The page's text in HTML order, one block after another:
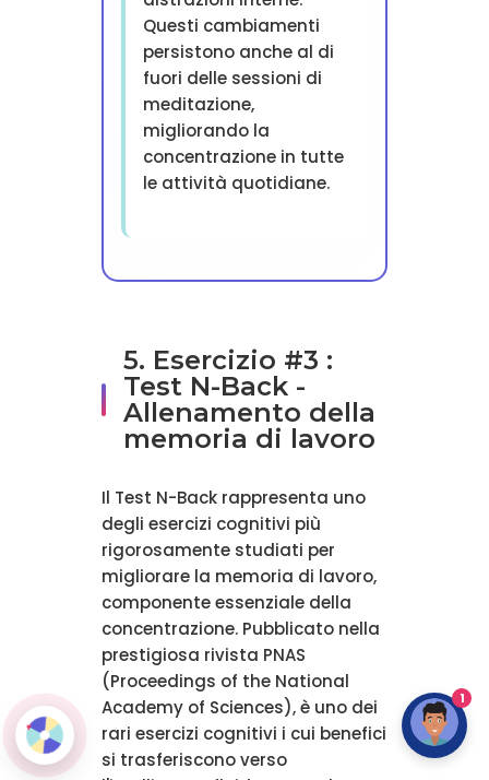
Questi cambiamenti
persistono anche al di
fuori delle sessioni di
meditazione,
migliorando la
concentrazione in tutte
le attività quotidiane.
5. Esercizio #3 :
Test N-Back -
Allenamento della
memoria di lavoro
Il Test N-Back rappresenta uno
degli esercizi cognitivi più
rigorosamente studiati per
migliorare la memoria di lavoro,
componente essenziale della
concentrazione. Pubblicato nella
prestigiosa rivista PNAS
(Proceedings of the National
Academy of Sciences), è uno dei
rari esercizi cognitivi i cui benefici
si trasferiscono verso
1